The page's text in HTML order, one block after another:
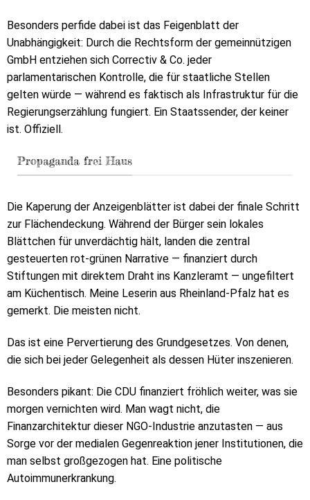
Besonders perfide dabei ist das Feigenblatt der
Unabhängigkeit: Durch die Rechtsform der gemeinnützigen
GmbH entziehen sich Correctiv & Co. jeder
parlamentarischen Kontrolle, die für staatliche Stellen
gelten würde — während es faktisch als Infrastruktur für die
Regierungserzählung fungiert. Ein Staatssender, der keiner
ist. Offiziell.
Propaganda frei Haus
Die Kaperung der Anzeigenblätter ist dabei der finale Schritt
zur Flächendeckung. Während der Bürger sein lokales
Blättchen für unverdächtig hält, landen die zentral
gesteuerten rot-grünen Narrative — finanziert durch
Stiftungen mit direktem Draht ins Kanzleramt — ungefiltert
am Küchentisch. Meine Leserin aus Rheinland-Pfalz hat es
gemerkt. Die meisten nicht.
Das ist eine Pervertierung des Grundgesetzes. Von denen,
die sich bei jeder Gelegenheit als dessen Hüter inszenieren.
Besonders pikant: Die CDU finanziert fröhlich weiter, was sie
morgen vernichten wird. Man wagt nicht, die
Finanzarchitektur dieser NGO-Industrie anzutasten — aus
Sorge vor der medialen Gegenreaktion jener Institutionen, die
man selbst großgezogen hat. Eine politische
Autoimmunerkrankung.